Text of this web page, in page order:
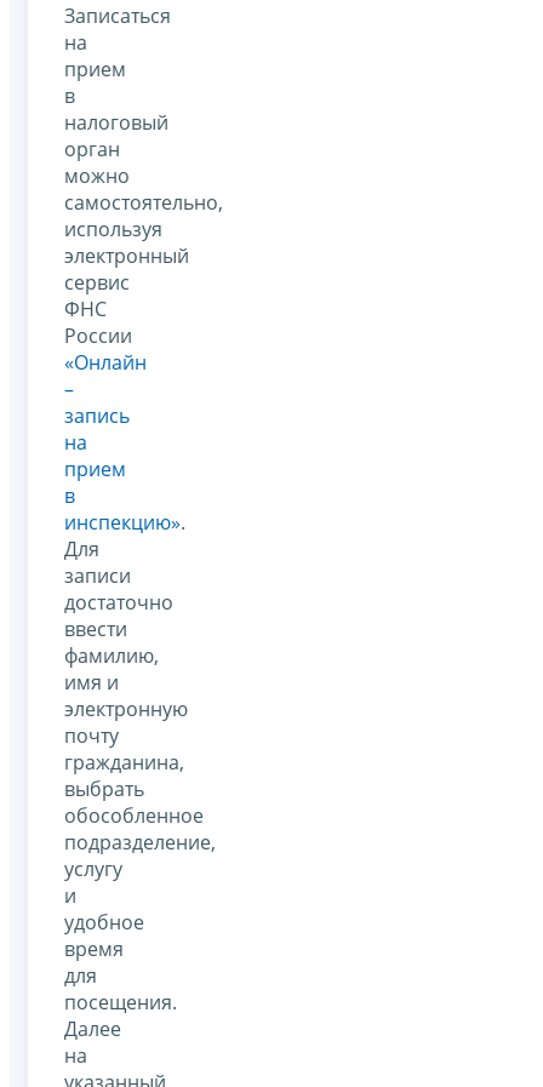
Записаться
на
прием
в
налоговый
орган
можно
самостоятельно,
используя
электронный
сервис
ФНС
России
«Онлайн
–
запись
на
прием
в
инспекцию».
Для
записи
достаточно
ввести
фамилию,
имя и
электронную
почту
гражданина,
выбрать
обособленное
подразделение,
услугу
и
удобное
время
для
посещения.
Далее
на
указанный